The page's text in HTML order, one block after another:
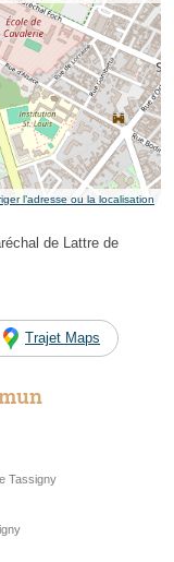
l’adresse ou la localisation
de Lattre de
Trajet Maps
Tassigny